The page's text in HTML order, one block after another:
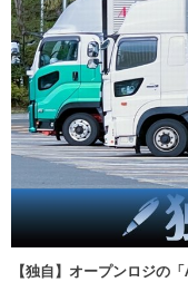
【独自】オープンロジの